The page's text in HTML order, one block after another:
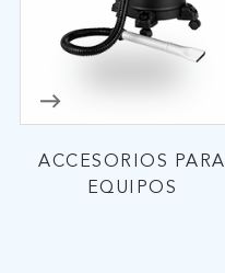
ACCESORIOS PARA
EQUIPOS